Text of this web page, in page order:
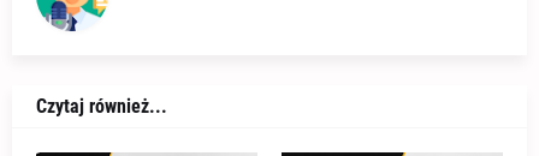
Czytaj również...